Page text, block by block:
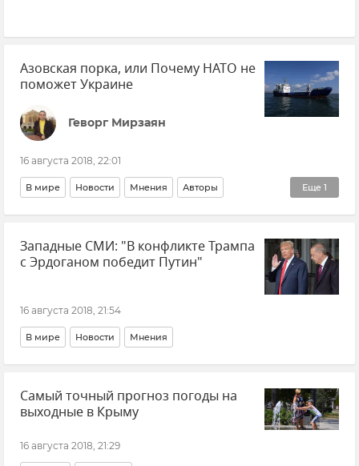
Азовская порка, или Почему НАТО не
поможет Украине
Геворг Мирзаян
16 августа 2018, 22:01
Еще 1
В мире Новости Мнения Авторы
Ситуация в Азовском море
Западные СМИ: "В конфликте Трампа
с Эрдоганом победит Путин"
16 августа 2018, 21:54
В мире Новости Мнения
Самый точный прогноз погоды на
выходные в Крыму
16 августа 2018, 21:29